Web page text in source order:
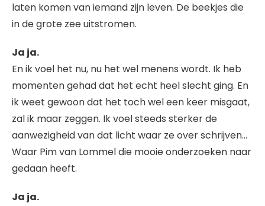
laten komen van iemand zijn leven. De beekjes die
in de grote zee uitstromen.
Ja ja.
En ik voel het nu, nu het wel menens wordt. Ik heb
momenten gehad dat het echt heel slecht ging. En
ik weet gewoon dat het toch wel een keer misgaat,
zal ik maar zeggen. Ik voel steeds sterker de
aanwezigheid van dat licht waar ze over schrijven…
Waar Pim van Lommel die mooie onderzoeken naar
gedaan heeft.
Ja ja.